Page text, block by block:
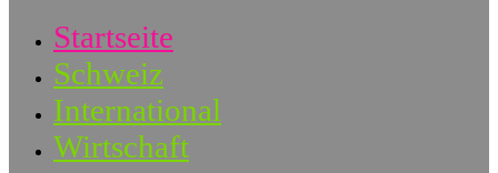
Startseite
Schweiz
International
Wirtschaft